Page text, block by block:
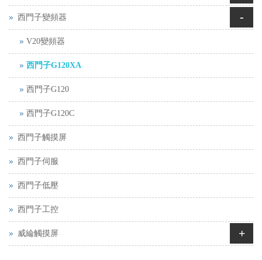
西門子變頻器 -
V20變頻器
西門子G120XA
西門子G120
西門子G120C
西門子觸摸屏
西門子伺服
西門子低壓
西門子工控
威綸觸摸屏 +